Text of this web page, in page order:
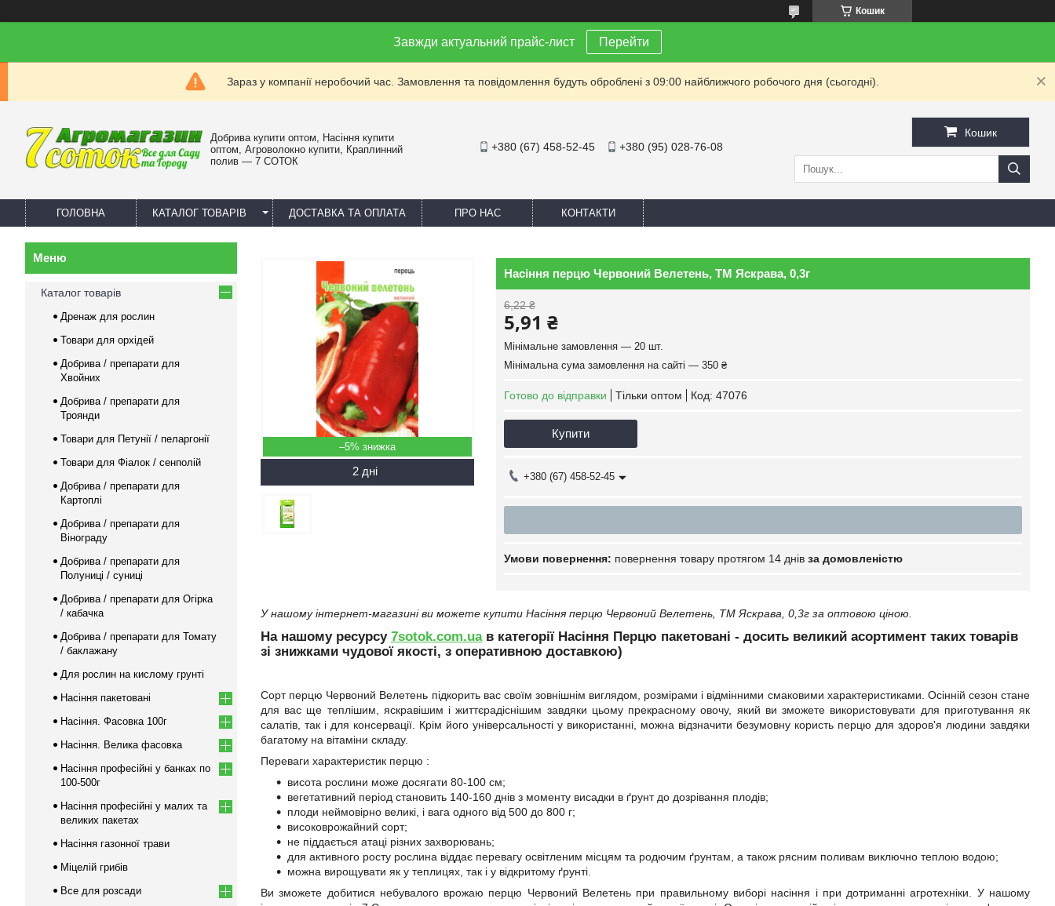
Кошик
Завжди актуальний прайс-лист Перейти
Зараз у компанії неробочий час. Замовлення та повідомлення будуть оброблені з 09:00 найближчого робочого дня (сьогодні).
Добрива купити оптом, Насіння купити
оптом, Агроволокно купити, Краплинний
полив — 7 СОТОК
+380 (67) 458-52-45 +380 (95) 028-76-08
Кошик
ГОЛОВНА КАТАЛОГ ТОВАРІВ ДОСТАВКА ТА ОПЛАТА ПРО НАС КОНТАКТИ
–5%
2 дні
Насіння перцю Червоний Велетень, ТМ Яскрава, 0,3г
6,22 ₴
5,91 ₴
Мінімальне замовлення — 20 шт.
Мінімальна сума замовлення на сайті — 350 ₴
Готово до відправки Тільки оптом Код: 47076
Купити
+380 (67) 458-52-45
повернення товару протягом 14 днів за домовленістю
У нашому інтернет-магазині ви можете купити Насіння перцю Червоний Велетень, ТМ Яскрава, 0,3г за оптовою ціною.
На нашому ресурсу 7sotok.com.uaв категорії Насіння Перцю пакетовані - досить великий асортимент таких товарів
зі знижками чудової якості, з оперативною доставкою)
Сорт перцю Червоний Велетень підкорить вас своїм зовнішнім виглядом, розмірами і відмінними смаковими характеристиками. Осінній сезон стане
для вас ще теплішим, яскравішим і життєрадіснішим завдяки цьому прекрасному овочу, який ви зможете використовувати для приготування як
салатів, так і для консервації. Крім його універсальності у використанні, можна відзначити безумовну користь перцю для здоров'я людини завдяки
багатому на вітаміни складу.
Переваги характеристик перцю :
висота рослини може досягати 80-100 см;
вегетативний період становить 140-160 днів з моменту висадки в ґрунт до дозрівання плодів;
плоди неймовірно великі, і вага одного від 500 до 800 г;
високоврожайний сорт;
не піддається атаці різних захворювань;
для активного росту рослина віддає перевагу освітленим місцям та родючим ґрунтам, а також рясним поливам виключно теплою водою;
можна вирощувати як у теплицях, так і у відкритому ґрунті.
Ви зможете добитися небувалого врожаю перцю Червоний Велетень при правильному виборі насіння і при дотриманні агротехніки. У нашому
Каталог товарів
Дренаж для рослин
Товари для орхідей
Добрива / препарати для
Хвойних
Добрива / препарати для
Троянди
Товари для Петунії / пеларгонії
Товари для Фіалок / сенполій
Добрива / препарати для
Картоплі
Добрива / препарати для
Вінограду
Добрива / препарати для
Полуниці / суниці
Добрива / препарати для Огірка
/ кабачка
Добрива / препарати для Томату
/ баклажану
Для рослин на кислому грунті
Насіння пакетовані
Насіння. Фасовка 100г
Насіння. Велика фасовка
Насіння професійні у банках по
100-500г
Насіння професійні у малих та
великих пакетах
Насіння газонної трави
Міцелій грибів
Все для розсади